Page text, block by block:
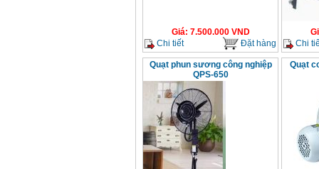
Giá: 7.500.000VND
Chi tiết
Đặt hàng
Chi
Quạt phun sương công nghiệp
QPS-650
Quạt